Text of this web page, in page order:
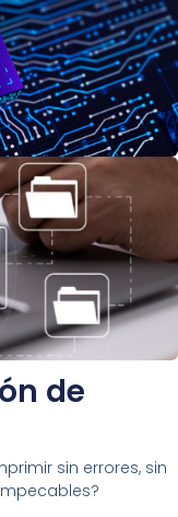
de
sin errores, sin